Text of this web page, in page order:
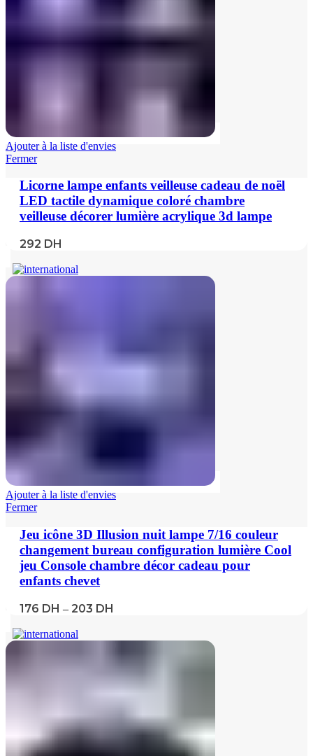
Ajouter à la liste d'envies
Fermer
Licorne lampe enfants veilleuse cadeau de noël
LED tactile dynamique coloré chambre
veilleuse décorer lumière acrylique 3d lampe
292 DH
Ajouter à la liste d'envies
Fermer
Jeu icône 3D Illusion nuit lampe 7/16 couleur
changement bureau configuration lumière Cool
jeu Console chambre décor cadeau pour
enfants chevet
176 DH – 203 DH